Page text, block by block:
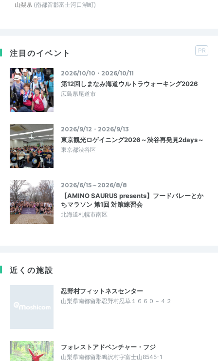
山梨県 (南都留郡富士河口湖町)
注目のイベント PR
2026/10/10・2026/10/11
第12回しまなみ海道ウルトラウォーキング2026
広島県尾道市
2026/9/12・2026/9/13
東京観光ロゲイニング2026～渋谷再発見2days～
東京都渋谷区
2026/6/15～2026/8/8
【AMINO SAURUS presents】フードバレーとか
ちマラソン 第1回 対策練習会
北海道札幌市南区
近くの施設
忍野村フィットネスセンター
山梨県南都留郡忍野村忍草１６６０－４２
フォレストアドベンチャー・フジ
山梨県南都留郡鳴沢村字富士山8545-1